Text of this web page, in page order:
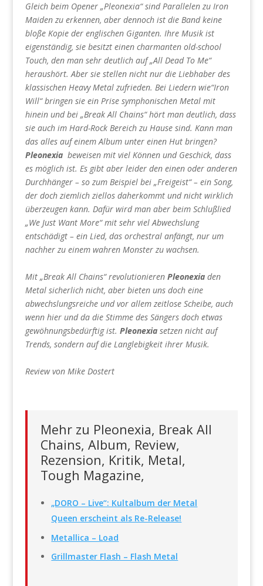
Gleich beim Opener „Pleonexia“ sind Parallelen zu Iron
Maiden zu erkennen, aber dennoch ist die Band keine
bloße Kopie der englischen Giganten. Ihre Musik ist
eigenständig, sie besitzt einen charmanten old-school
Touch, den man sehr deutlich auf „All Dead To Me“
heraushört. Aber sie stellen nicht nur die Liebhaber des
klassischen Heavy Metal zufrieden. Bei Liedern wie“Iron
Will“ bringen sie ein Prise symphonischen Metal mit
hinein und bei „Break All Chains“ hört man deutlich, dass
sie auch im Hard-Rock Bereich zu Hause sind. Kann man
das alles auf einem Album unter einen Hut bringen?
Pleonexiabeweisen mit viel Können und Geschick, dass
es möglich ist. Es gibt aber leider den einen oder anderen
Durchhänger – so zum Beispiel bei „Freigeist“ – ein Song,
der doch ziemlich ziellos daherkommt und nicht wirklich
überzeugen kann. Dafür wird man aber beim Schlußlied
„We Just Want More“ mit sehr viel Abwechslung
entschädigt – ein Lied, das orchestral anfängt, nur um
nachher zu einem wahren Monster zu wachsen.
Mit „Break All Chains“ revolutionieren Pleonexiaden
Metal sicherlich nicht, aber bieten uns doch eine
abwechslungsreiche und vor allem zeitlose Scheibe, auch
wenn hier und da die Stimme des Sängers doch etwas
gewöhnungsbedürftig ist. Pleonexiasetzen nicht auf
Trends, sondern auf die Langlebigkeit ihrer Musik.
Review von Mike Dostert
Mehr zu Pleonexia, Break All
Chains, Album, Review,
Rezension, Kritik, Metal,
Tough Magazine,
„DORO – Live“: Kultalbum der Metal
Queen erscheint als Re-Release!
Metallica – Load
Grillmaster Flash – Flash Metal